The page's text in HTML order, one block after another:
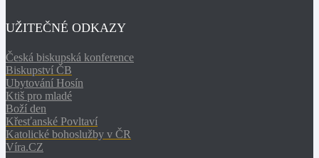
UŽITEČNÉ ODKAZY
Česká biskupská konference
Biskupství ČB
Ubytování Hosín
Ktiš pro mladé
Boží den
Křesťanské Povltaví
Katolické bohoslužby v ČR
Víra.CZ